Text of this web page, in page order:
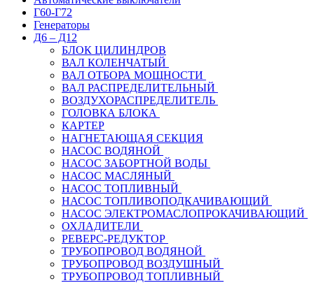
Г60-Г72
Генераторы
Д6 – Д12
БЛОК ЦИЛИНДРОВ
ВАЛ КОЛЕНЧАТЫЙ
ВАЛ ОТБОРА МОЩНОСТИ
ВАЛ РАСПРЕДЕЛИТЕЛЬНЫЙ
ВОЗДУХОРАСПРЕДЕЛИТЕЛЬ
ГОЛОВКА БЛОКА
КАРТЕР
НАГНЕТАЮЩАЯ СЕКЦИЯ
НАСОС ВОДЯНОЙ
НАСОС ЗАБОРТНОЙ ВОДЫ
НАСОС МАСЛЯНЫЙ
НАСОС ТОПЛИВНЫЙ
НАСОС ТОПЛИВОПОДКАЧИВАЮЩИЙ
НАСОС ЭЛЕКТРОМАСЛОПРОКАЧИВАЮЩИЙ
ОХЛАДИТЕЛИ
РЕВЕРС-РЕДУКТОР
ТРУБОПРОВОД ВОДЯНОЙ
ТРУБОПРОВОД ВОЗДУШНЫЙ
ТРУБОПРОВОД ТОПЛИВНЫЙ